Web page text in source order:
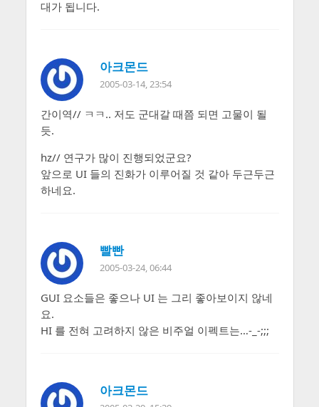
대가 됩니다.
아크몬드
2005-03-14, 23:54
간이역// ㅋㅋ.. 저도 군대갈 때쯤 되면 고물이 될
듯.
hz// 연구가 많이 진행되었군요?
앞으로 UI 들의 진화가 이루어질 것 같아 두근두근
하네요.
빨빤
2005-03-24, 06:44
GUI 요소들은 좋으나 UI 는 그리 좋아보이지 않네
요.
HI 를 전혀 고려하지 않은 비주얼 이펙트는…-_-;;;
아크몬드